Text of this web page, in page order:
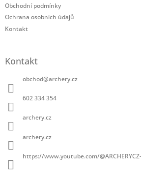
Obchodní podmínky
Ochrana osobních údajů
Kontakt
Kontakt
obchod@archery.cz
602 334 354
archery.cz
archery.cz
https://www.youtube.com/